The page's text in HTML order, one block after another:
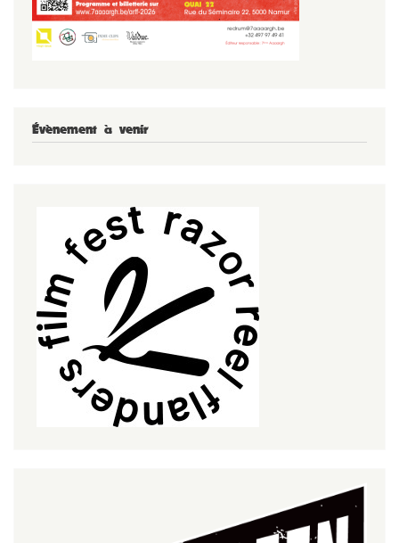
Évènement à venir